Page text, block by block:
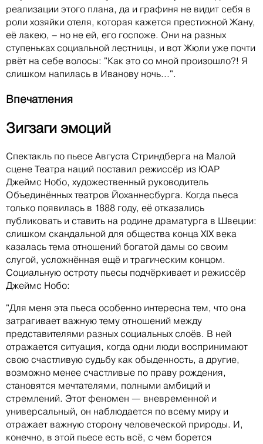
реализации этого плана, да и графиня не видит себя в
роли хозяйки отеля, которая кажется престижной Жану,
её лакею, – но не ей, его госпоже. Они на разных
ступеньках социальной лестницы, и вот Жюли уже почти
рвёт на себе волосы: "Как это со мной произошло?! Я
слишком напилась в Иванову ночь...".
Впечатления
Зигзаги эмоций
Спектакль по пьесе Августа Стриндберга на Малой
сцене Театра наций поставил режиссёр из ЮАР
Джеймс Нобо, художественный руководитель
Объединённых театров Йоханнесбурга. Когда пьеса
только появилась в 1888 году, её отказались
публиковать и ставить на родине драматурга в Швеции:
слишком скандальной для общества конца XIX века
казалась тема отношений богатой дамы со своим
слугой, усложнённая ещё и трагическим концом.
Социальную остроту пьесы подчёркивает и режиссёр
Джеймс Нобо:
"Для меня эта пьеса особенно интересна тем, что она
затрагивает важную тему отношений между
представителями разных социальных слоёв. В ней
отражается ситуация, когда одни люди воспринимают
свою счастливую судьбу как обыденность, а другие,
возможно менее счастливые по праву рождения,
становятся мечтателями, полными амбиций и
стремлений. Этот феномен — вневременной и
универсальный, он наблюдается по всему миру и
отражает важную сторону человеческой природы. И,
конечно, в этой пьесе есть всё, с чем борется